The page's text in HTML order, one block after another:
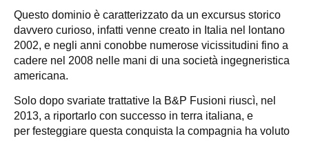
Questo dominio è caratterizzato da un excursus storico
davvero curioso, infatti venne creato in Italia nel lontano
2002, e negli anni conobbe numerose vicissitudini fino a
cadere nel 2008 nelle mani di una società ingegneristica
americana.
Solo dopo svariate trattative la B&P Fusioni riuscì, nel
2013, a riportarlo con successo in terra italiana, e
per festeggiare questa conquista la compagnia ha voluto